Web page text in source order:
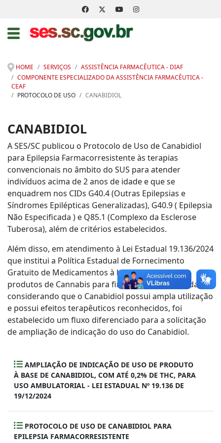
HOME SERVIÇOS
ASSISTÊNCIA FARMACÊUTICA - DIAF
COMPONENTE ESPECIALIZADO DA ASSISTÊNCIA FARMACÊUTICA -
CEAF
PROTOCOLO DE USO
CANABIDIOL
CANABIDIOL
A SES/SC publicou o Protocolo de Uso de Canabidiol
para Epilepsia Farmacorresistente às terapias
convencionais no âmbito do SUS para atender
indivíduos acima de 2 anos de idade e que se
enquadrem nos CIDs G40.4 (Outras Epilepsias e
Síndromes Epilépticas Generalizadas), G40.9 ( Epilepsia
Não Especificada ) e Q85.1 (Complexo da Esclerose
Tuberosa), além de critérios estabelecidos.
Além disso, em atendimento à Lei Estadual 19.136/2024
que institui a Política Estadual de Fornecimento
Gratuito de Medicamentos à base de Cannabis e
produtos de Cannabis para fins medicinais, e ainda
considerando que o Canabidiol possui ampla utilização
e possui efeitos terapêuticos reconhecidos, foi
estabelecido um fluxo diferenciado para a solicitação
de ampliação de indicação do uso do Canabidiol.
AMPLIAÇÃO DE INDICAÇÃO DE USO DE PRODUTO
À BASE DE CANABIDIOL, COM ATÉ 0,2% DE THC, PARA
USO AMBULATORIAL - LEI ESTADUAL Nº 19.136 DE
19/12/2024
PROTOCOLO DE USO DE CANABIDIOL PARA
EPILEPSIA FARMACORRESISTENTE